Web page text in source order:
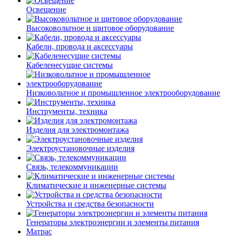
Освещение
Высоковольтное и щитовое оборудование
Кабели, провода и аксессуары
Кабеленесущие системы
Низковольтное и промышленное электрооборудование
Инструменты, техника
Изделия для электромонтажа
Электроустановочные изделия
Связь, телекоммуникации
Климатические и инженерные системы
Устройства и средства безопасности
Генераторы электроэнергии и элементы питания
Матрас